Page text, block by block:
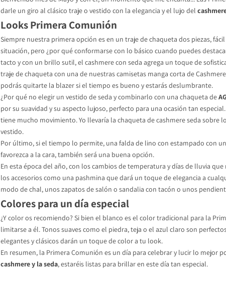
darle un giro al clásico traje o vestido con la elegancia y el lujo del
Looks Primera Comunión
Siempre nuestra primera opción es en un traje de chaqueta dos piezas,
situación, pero ¿por qué conformarse con lo básico cuando puedes
tacto y con un brillo sutil, el cashmere con seda agrega un toque de
traje de chaqueta con una de nuestras camisetas manga corta de
podrás quitarte la blazer si el tiempo es bueno y estarás deslumbrante.
¿Por qué no elegir un vestido de seda y combinarlo con una chaqueta de
por su suavidad y su aspecto lujoso, perfecto para una ocasión tan
tiene mucho movimiento. Yo llevaría la chaqueta de cashmere seda sobre
vestido.
Por último, si el tiempo lo permite, una falda de lino con estampado con
favorezca a la cara, también será una buena opción.
En esta época del año, con los cambios de temperatura y días de lluvia
los accesorios como una pashmina que dará un toque de elegancia a
modo de chal, unos zapatos de salón o sandalia con tacón o unos
Colores para un día especial
¿Y color os recomiendo? Si bien el blanco es el color tradicional para la
limitarse a él. Tonos suaves como el piedra, teja o el azul claro son
elegantes y clásicos darán un toque de color a tu look.
En resumen, la Primera Comunión es un día para celebrar y lucir lo mejor
cashmere y la seda, estaréis listas para brillar en este día tan especial.